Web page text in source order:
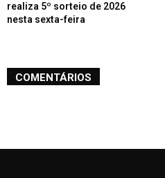
realiza 5º sorteio de 2026
nesta sexta-feira
COMENTÁRIOS